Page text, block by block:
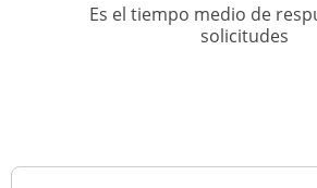
Es el tiempo medio de
solicitudes